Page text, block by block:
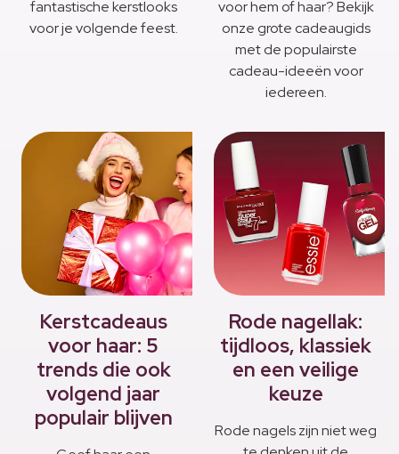
fantastische kerstlooks
voor je volgende feest.
voor hem of haar? Bekijk
onze grote cadeaugids
met de populairste
cadeau-ideeën voor
iedereen.
Kerstcadeaus
voor haar: 5
trends die ook
volgend jaar
populair blijven
Rode nagellak:
tijdloos, klassiek
en een veilige
keuze
Rode nagels zijn niet weg